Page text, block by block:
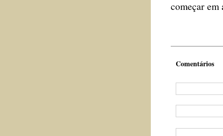
começar
Comentários